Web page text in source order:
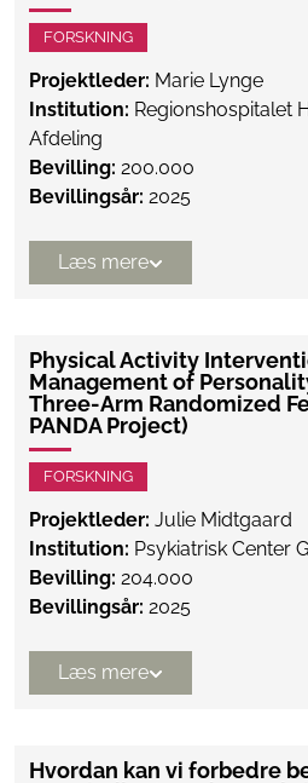
FORSKNING
Projektleder: Marie Lynge
Institution: Regionshospitalet
Afdeling
Bevilling: 200.000
Bevillingsår: 2025
Læs mere
Physical Activity
Management of
Three-Arm Randomized
PANDA Project)
FORSKNING
Projektleder: Julie Midtgaard
Institution: Psykiatrisk Center
Bevilling: 204.000
Bevillingsår: 2025
Læs mere
Hvordan kan vi forbedre